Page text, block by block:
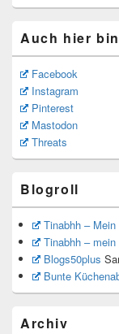
Auch hier
Facebook
Instagram
Pinterest
Mastodon
Threats
Blogroll
Tinabhh –
Tinabhh –
Blogs50plus
Bunte
Archiv